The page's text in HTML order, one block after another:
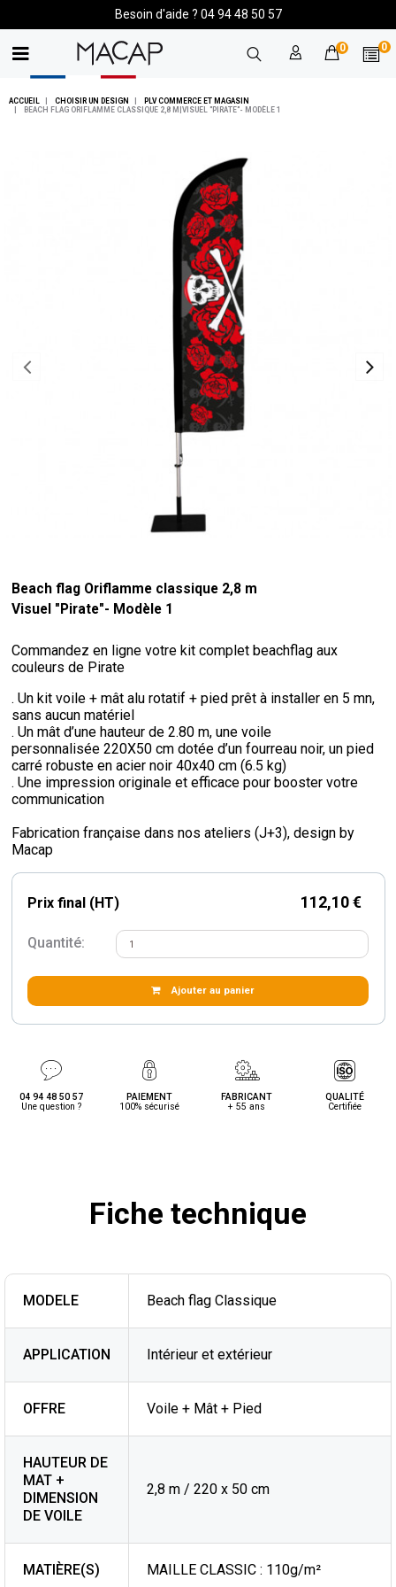
Besoin d'aide ? 04 94 48 50 57
0 0
ACCUEIL CHOISIR UN DESIGN
PLV COMMERCE ET MAGASIN
BEACH FLAG ORIFLAMME CLASSIQUE 2,8 M|VISUEL "PIRATE"- MODÈLE 1
Beach flag Oriflamme classique 2,8 m
Visuel "Pirate"- Modèle 1
Commandez en ligne votre kit complet beachflag aux
couleurs de Pirate
. Un kit voile + mât alu rotatif + pied prêt à installer en 5 mn,
sans aucun matériel
. Un mât d’une hauteur de 2.80 m, une voile
personnalisée 220X50 cm dotée d’un fourreau noir, un pied
carré robuste en acier noir 40x40 cm (6.5 kg)
. Une impression originale et efficace pour booster votre
communication
Fabrication française dans nos ateliers (J+3), design by
Macap
Prix final (HT) 112,10 €
Quantité:
Ajouter au panier
04 94 48 50 57
Une question ?
PAIEMENT
100% sécurisé
FABRICANT
+ 55 ans
QUALITÉ
Certifiée
Fiche technique
MODELE Beach flag Classique
APPLICATION Intérieur et extérieur
OFFRE Voile + Mât + Pied
HAUTEUR DE
MAT +
DIMENSION
DE VOILE
2,8 m / 220 x 50 cm
MATIÈRE(S) MAILLE CLASSIC : 110g/m²